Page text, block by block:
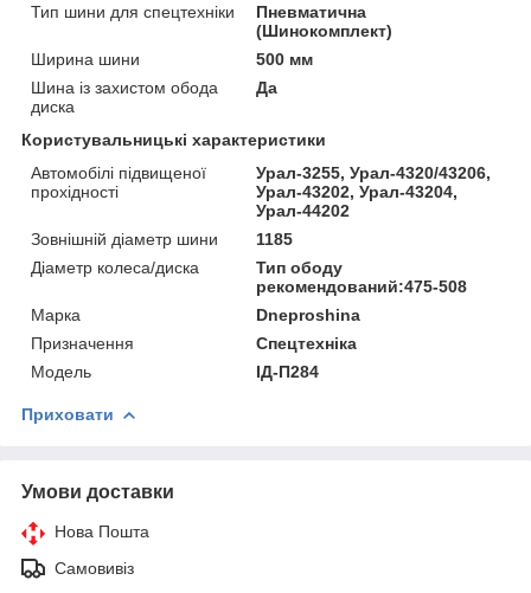
Тип шини для спецтехніки
Пневматична
(Шинокомплект)
Ширина шини
500 мм
Шина із захистом обода
диска
Да
Користувальницькі характеристики
Автомобілі підвищеної
прохідності
Урал-3255, Урал-4320/43206,
Урал-43202, Урал-43204,
Урал-44202
Зовнішній діаметр шини
1185
Діаметр колеса/диска
Тип ободу
рекомендований:475-508
Марка
Dneproshina
Призначення
Спецтехніка
Мoдель
ІД-П284
Приховати
Умови доставки
Нова Пошта
Самовивіз